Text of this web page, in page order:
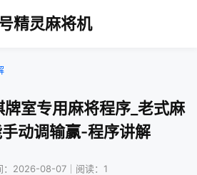
精灵麻将机
室专用麻将程序_老式麻
动调输赢-程序讲解
：2026-08-07｜阅读：1